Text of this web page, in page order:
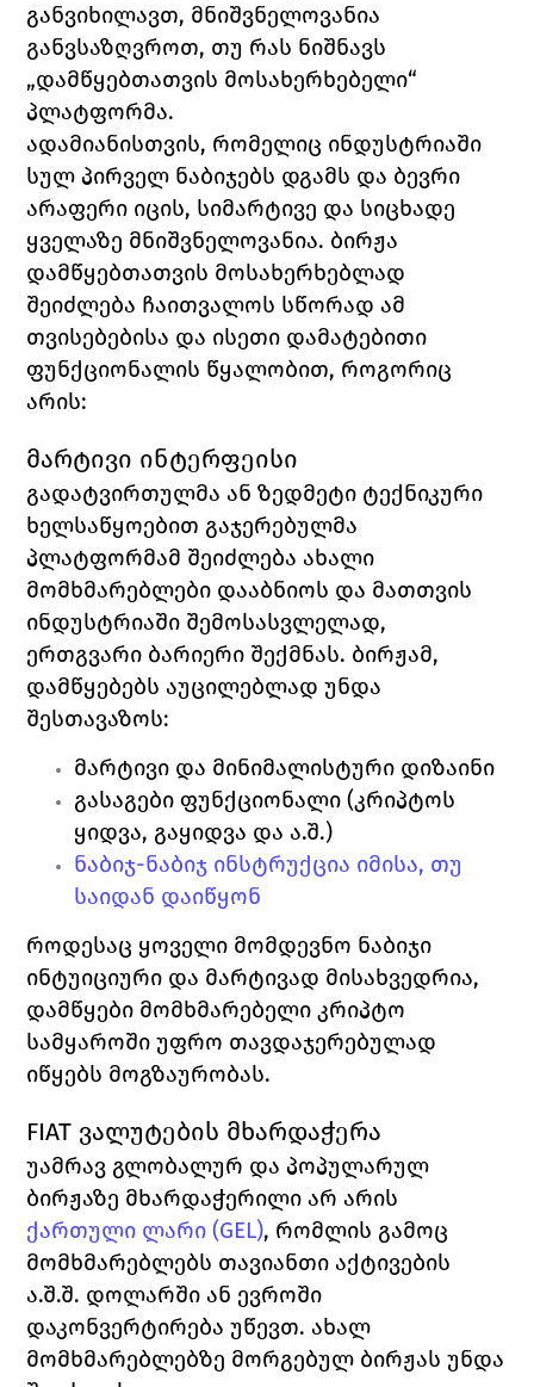
განვიხილავთ, მნიშვნელოვანია
განვსაზღვროთ, თუ რას ნიშნავს
„დამწყებთათვის მოსახერხებელი“
პლატფორმა.
ადამიანისთვის, რომელიც ინდუსტრიაში
სულ პირველ ნაბიჯებს დგამს და ბევრი
არაფერი იცის, სიმარტივე და სიცხადე
ყველაზე მნიშვნელოვანია. ბირჟა
დამწყებთათვის მოსახერხებლად
შეიძლება ჩაითვალოს სწორად ამ
თვისებებისა და ისეთი დამატებითი
ფუნქციონალის წყალობით, როგორიც
არის:
მარტივი ინტერფეისი
გადატვირთულმა ან ზედმეტი ტექნიკური
ხელსაწყოებით გაჯერებულმა
პლატფორმამ შეიძლება ახალი
მომხმარებლები დააბნიოს და მათთვის
ინდუსტრიაში შემოსასვლელად,
ერთგვარი ბარიერი შექმნას. ბირჟამ,
დამწყებებს აუცილებლად უნდა
შესთავაზოს:
მარტივი და მინიმალისტური დიზაინი
გასაგები ფუნქციონალი (კრიპტოს
ყიდვა, გაყიდვა და ა.შ.)
ნაბიჯ-ნაბიჯ ინსტრუქცია იმისა, თუ
საიდან დაიწყონ
როდესაც ყოველი მომდევნო ნაბიჯი
ინტუიციური და მარტივად მისახვედრია,
დამწყები მომხმარებელი კრიპტო
სამყაროში უფრო თავდაჯერებულად
იწყებს მოგზაურობას.
FIAT ვალუტების მხარდაჭერა
უამრავ გლობალურ და პოპულარულ
ქართული ლარი (GEL), რომლის გამოც
მომხმარებლებს თავიანთი აქტივების
ა.შ.შ. დოლარში ან ევროში
დაკონვერტირება უწევთ. ახალ
მომხმარებლებზე მორგებულ ბირჟას უნდა